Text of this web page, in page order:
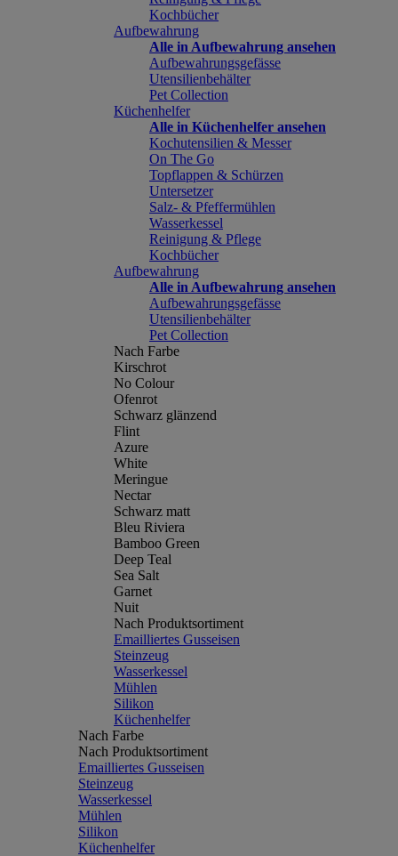
Kochbücher
Aufbewahrung
Alle in Aufbewahrung ansehen
Aufbewahrungsgefässe
Utensilienbehälter
Pet Collection
Küchenhelfer
Alle in Küchenhelfer ansehen
Kochutensilien & Messer
On The Go
Topflappen & Schürzen
Untersetzer
Salz- & Pfeffermühlen
Wasserkessel
Reinigung & Pflege
Kochbücher
Aufbewahrung
Alle in Aufbewahrung ansehen
Aufbewahrungsgefässe
Utensilienbehälter
Pet Collection
Nach Farbe
Kirschrot
No Colour
Ofenrot
Schwarz glänzend
Flint
Azure
White
Meringue
Nectar
Schwarz matt
Bleu Riviera
Bamboo Green
Deep Teal
Sea Salt
Garnet
Nuit
Nach Produktsortiment
Emailliertes Gusseisen
Steinzeug
Wasserkessel
Mühlen
Silikon
Küchenhelfer
Nach Farbe
Nach Produktsortiment
Emailliertes Gusseisen
Steinzeug
Wasserkessel
Mühlen
Silikon
Küchenhelfer